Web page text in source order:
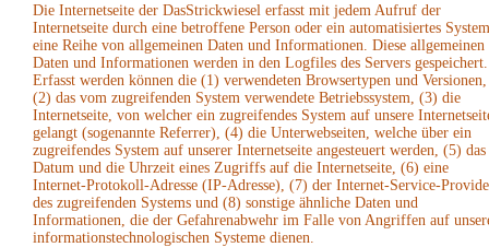
Die Internetseite der DasStrickwiesel erfasst mit jedem Aufruf der
Internetseite durch eine betroffene Person oder ein automatisiertes System
eine Reihe von allgemeinen Daten und Informationen. Diese allgemeinen
Daten und Informationen werden in den Logfiles des Servers gespeichert.
Erfasst werden können die (1) verwendeten Browsertypen und Versionen,
(2) das vom zugreifenden System verwendete Betriebssystem, (3) die
Internetseite, von welcher ein zugreifendes System auf unsere
gelangt (sogenannte Referrer), (4) die Unterwebseiten, welche über ein
zugreifendes System auf unserer Internetseite angesteuert werden, (5) das
Datum und die Uhrzeit eines Zugriffs auf die Internetseite, (6) eine
Internet-Protokoll-Adresse (IP-Adresse), (7) der Internet-Service-
des zugreifenden Systems und (8) sonstige ähnliche Daten und
Informationen, die der Gefahrenabwehr im Falle von Angriffen auf
informationstechnologischen Systeme dienen.